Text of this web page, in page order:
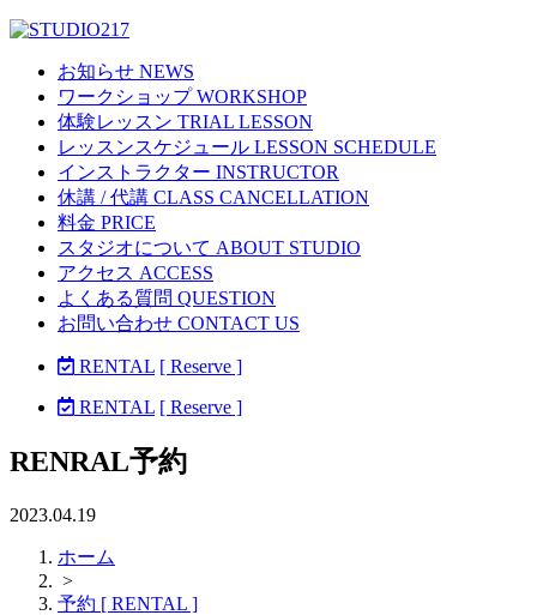
お知らせ NEWS
ワークショップ WORKSHOP
体験レッスン TRIAL LESSON
レッスンスケジュール LESSON SCHEDULE
インストラクター INSTRUCTOR
休講 / 代講 CLASS CANCELLATION
料金 PRICE
スタジオについて ABOUT STUDIO
アクセス ACCESS
よくある質問 QUESTION
お問い合わせ CONTACT US
RENTAL [ Reserve ]
RENTAL [ Reserve ]
RENRAL予約
2023.04.19
ホーム
>
予約 [ RENTAL ]